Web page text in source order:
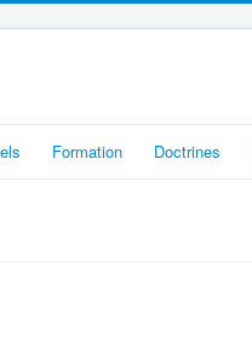
Formation Doctrines